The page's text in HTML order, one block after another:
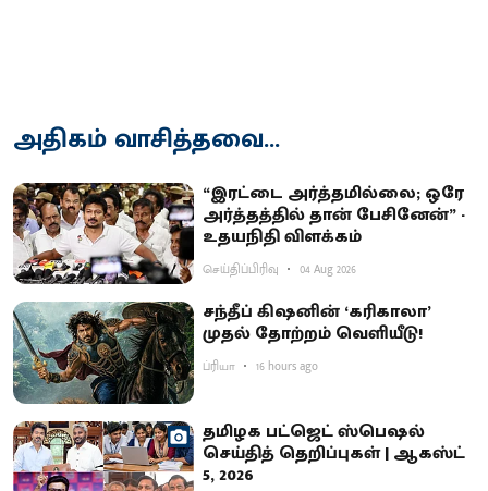
அதிகம் வாசித்தவை...
“இரட்டை அர்த்தமில்லை; ஒரே
அர்த்தத்தில் தான் பேசினேன்” -
உதயநிதி விளக்கம்
செய்திப்பிரிவு 04 Aug 2026
சந்தீப் கிஷனின் ‘கரிகாலா’
முதல் தோற்றம் வெளியீடு!
ப்ரியா 16 hours ago
தமிழக பட்ஜெட் ஸ்பெஷல்
செய்தித் தெறிப்புகள் | ஆகஸ்ட்
5, 2026